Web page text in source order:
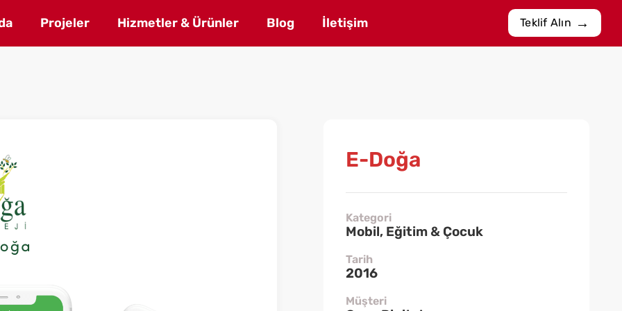
Projeler Hizmetler & Ürünler Blog İletişim Teklif Alın
E-Doğa
Kategori
Mobil, Eğitim & Çocuk
Tarih
2016
Müşteri